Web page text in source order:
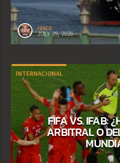
rasco
JULY 29, 2026
INTERNACIONAL
FIFA VS. IFAB:
ARBITRAL O